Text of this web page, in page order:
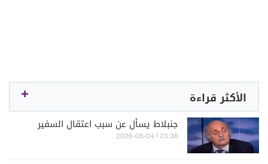
الأكثر قراءة
جنبلاط يسأل عن سبب اعتقال السفير
23:36 | 2026-08-04